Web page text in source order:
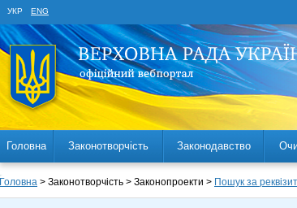
УКР ENG
Головна Законотворчість Законодавство
Головна > Законотворчість > Законопроекти > Пошук за